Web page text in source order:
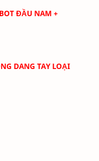
ĐẦU NAM +
DANG TAY LOẠI